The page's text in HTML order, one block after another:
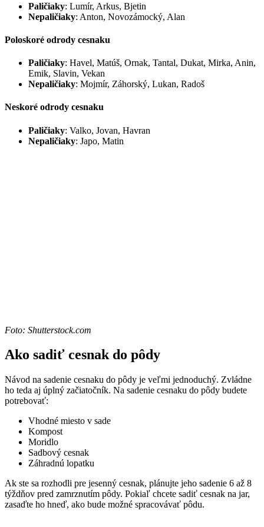
Paličiaky: Lumír, Arkus, Bjetin
Nepaličiaky: Anton, Novozámocký, Alan
Poloskoré odrody cesnaku
Paličiaky: Havel, Matúš, Ornak, Tantal, Dukat, Mirka, Anin,
Emik, Slavin, Vekan
Nepaličiaky: Mojmír, Záhorský, Lukan, Radoš
Neskoré odrody cesnaku
Paličiaky: Valko, Jovan, Havran
Nepaličiaky: Japo, Matin
Foto: Shutterstock.com
Ako sadiť cesnak do pôdy
Návod na sadenie cesnaku do pôdy je veľmi jednoduchý. Zvládne
ho teda aj úplný začiatočník. Na sadenie cesnaku do pôdy budete
potrebovať:
Vhodné miesto v sade
Kompost
Moridlo
Sadbový cesnak
Záhradnú lopatku
Ak ste sa rozhodli pre jesenný cesnak, plánujte jeho sadenie 6 až 8
týždňov pred zamrznutím pôdy. Pokiaľ chcete sadiť cesnak na jar,
zasaďte ho hneď, ako bude možné spracovávať pôdu.